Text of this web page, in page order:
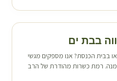
בבת ים
בבית הכנסת? אנו מספקים מגשי
בשרי חם ושופע ב-₪58 למנה. רמת כשרות מהודרת של הרב